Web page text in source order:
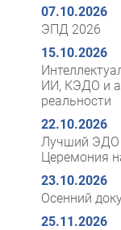
07.10.2026
ЭПД 2026
15.10.2026
ИИ, КЭДО и
реальности
22.10.2026
Лучший ЭДО
Церемония
23.10.2026
Осенний
25.11.2026